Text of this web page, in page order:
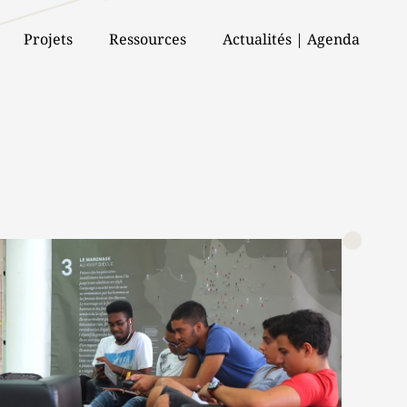
Projets Ressources Actualités | Agenda